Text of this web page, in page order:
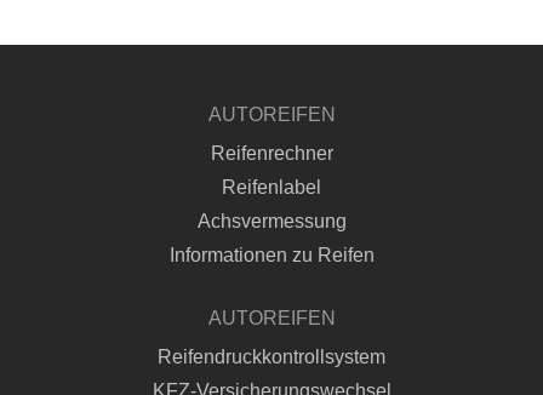
AUTOREIFEN
Reifenrechner
Reifenlabel
Achsvermessung
Informationen zu Reifen
AUTOREIFEN
Reifendruckkontrollsystem
KFZ-Versicherungswechsel